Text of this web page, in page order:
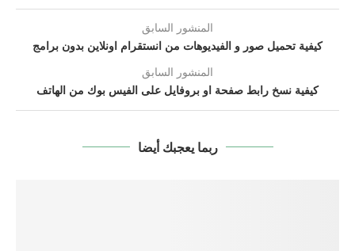
المنشور السابق
كيفية تحميل صور و الفيديوهات من انستقرام اونلاين بدون برامج
المنشور السابق
كيفية نسخ رابط صفحة او بروفايل على الفيس بوك من الهاتف
ربما يعجبك أيضا